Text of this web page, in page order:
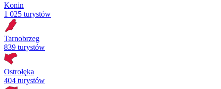
Konin
1 025 turystów
Tarnobrzeg
839 turystów
Ostrołęka
404 turystów